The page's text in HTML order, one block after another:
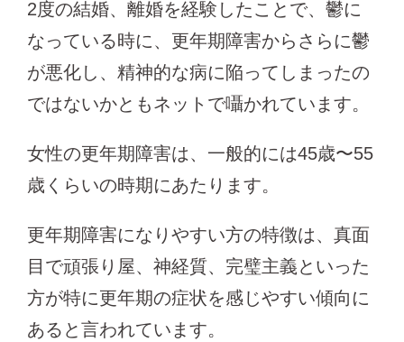
2度の結婚、離婚を経験したことで、鬱に
なっている時に、更年期障害からさらに鬱
が悪化し、精神的な病に陥ってしまったの
ではないかともネットで囁かれています。
女性の更年期障害は、一般的には45歳〜55
歳くらいの時期にあたります。
更年期障害になりやすい方の特徴は、真面
目で頑張り屋、神経質、完璧主義といった
方が特に更年期の症状を感じやすい傾向に
あると言われています。